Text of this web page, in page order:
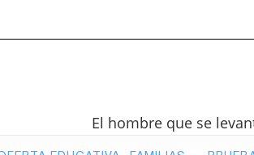
El hombre que se